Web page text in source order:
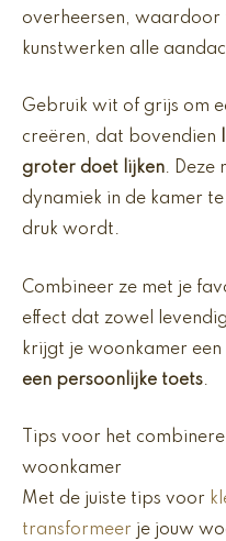
overheersen, waardoor
kunstwerken alle
Gebruik wit of grijs om
creëren, dat bovendien
groter doet lijken. Deze
dynamiek in de kamer
druk wordt.
Combineer ze met je
effect dat zowel
krijgt je woonkamer een
een persoonlijke toets.
Tips voor het
woonkamer
Met de juiste tips voor
transformeer je jouw